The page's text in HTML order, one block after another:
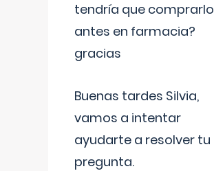
tendría que comprarlo
antes en farmacia?
gracias
Buenas tardes Silvia,
vamos a intentar
ayudarte a resolver tu
pregunta.